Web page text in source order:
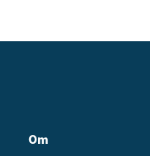
Om